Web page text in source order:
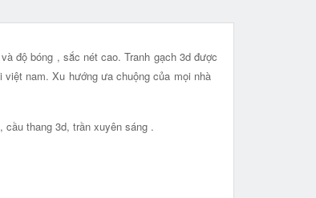
độ bóng , sắc nét cao. Tranh gạch 3d được
nam. Xu hướng ưa chuộng của mọi nhà
thang 3d, trần xuyên sáng .